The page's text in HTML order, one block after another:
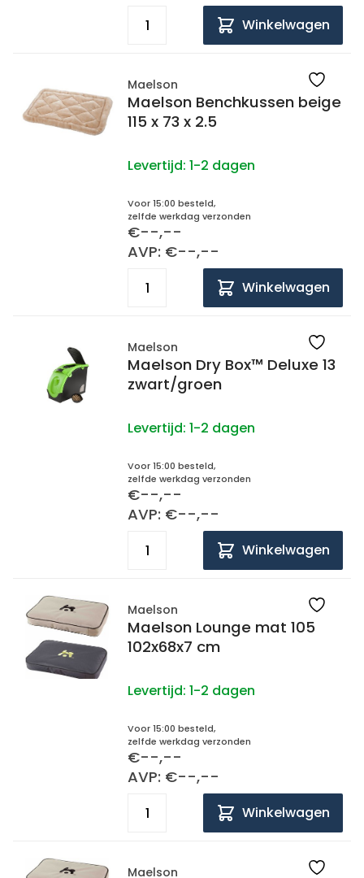
Winkelwagen
Maelson
Maelson Benchkussen beige
115 x 73 x 2.5
Levertijd: 1-2 dagen
Voor 15:00 besteld,
zelfde werkdag verzonden
€--,--
AVP: €--,--
Winkelwagen
Maelson
Maelson Dry Box™ Deluxe 13
zwart/groen
Levertijd: 1-2 dagen
Voor 15:00 besteld,
zelfde werkdag verzonden
€--,--
AVP: €--,--
Winkelwagen
Maelson
Maelson Lounge mat 105
102x68x7 cm
Levertijd: 1-2 dagen
Voor 15:00 besteld,
zelfde werkdag verzonden
€--,--
AVP: €--,--
Winkelwagen
Maelson